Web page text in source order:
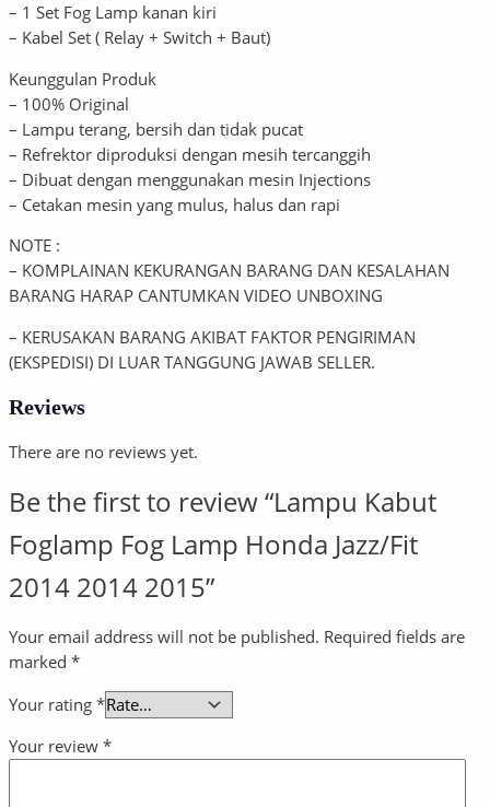
– 1 Set Fog Lamp kanan kiri
– Kabel Set ( Relay + Switch + Baut)
Keunggulan Produk
– 100% Original
– Lampu terang, bersih dan tidak pucat
– Refrektor diproduksi dengan mesih tercanggih
– Dibuat dengan menggunakan mesin Injections
– Cetakan mesin yang mulus, halus dan rapi
NOTE :
– KOMPLAINAN KEKURANGAN BARANG DAN KESALAHAN
BARANG HARAP CANTUMKAN VIDEO UNBOXING
– KERUSAKAN BARANG AKIBAT FAKTOR PENGIRIMAN
(EKSPEDISI) DI LUAR TANGGUNG JAWAB SELLER.
Reviews
There are no reviews yet.
Be the first to review “Lampu Kabut
Foglamp Fog Lamp Honda Jazz/Fit
2014 2014 2015”
Your email address will not be published. Required fields are
marked *
Your rating *
Your review *